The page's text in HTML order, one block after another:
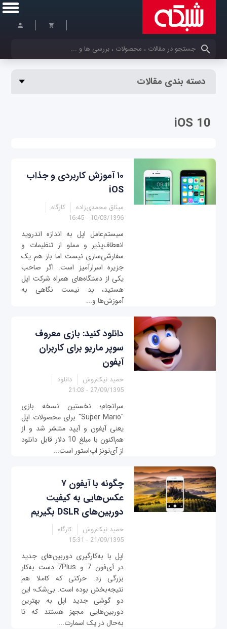
کلمات کلیدی خود را وارد کنید
دسته بندی مقالات
iOS 10
۱۰ آموزش کاربردی و جذاب
iOS
میثاق محمدی‌زاده
کارگاه
10/03/1396 - 16:45
سیستم‌عامل اپل به اندازه اندروید
انعطاف‌پذیر و مملو از تنظیمات و
سفارشی‌سازی نیست اما باز هم یک
جزیره اسرارآمیز است. اگر صاحب
یکی از دستگاه‌های همراه شرکت اپل
هستید، بد نیست نگاهی به
آموزش‌ها و...
دانلود کنید: بازی معروف
سوپر ماریو برای کاربران
آیفون
حمید نیک‌روش
دانلود
27/09/1395 - 21:03
سرانجام؛ نخستین نسخه بازی
"Super Mario" برای محصولات اپل
یعنی آیفون و آیپد منتشر شد و از
هم‌اکنون با مبلغ 10 دلار قابل دانلود
از آی‌تونز اپ‌استور است...
چگونه با آیفون ۷
عکس‌هایی به کیفیت
دوربین‌های DSLR بگیریم
حمید نیک‌روش
کارگاه
21/09/1395 - 15:31
اپل با به‌کارگیری دوربین‌های جدید
در آی‌فون 7 و 7Plus دست به‌کار
بزرگی زد. حرکتی که کاملا هم
نتیجه‌بخش بوده است. بی‌شک؛ این
دو گوشی جدید اپل به بهترین
دوربین‌هایی مجهز هستند که تا
به‌حال در یک اسمارت...